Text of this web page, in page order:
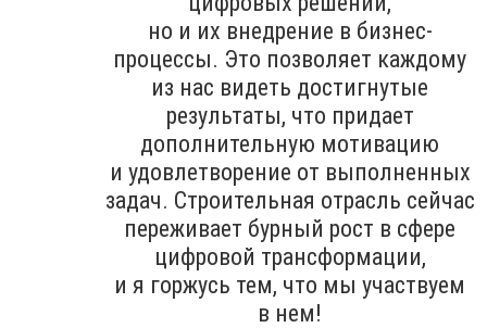
но и их внедрение в бизнес-
процессы. Это позволяет каждому
из нас видеть достигнутые
результаты, что придает
дополнительную мотивацию
и удовлетворение от выполненных
задач. Строительная отрасль сейчас
переживает бурный рост в сфере
цифровой трансформации,
и я горжусь тем, что мы участвуем
в нем!